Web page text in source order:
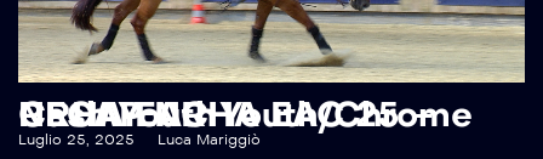
RECAP NRHA EAC 25 – NRHA EAC Youth/Chrome Cash Youth
Luglio 25, 2025 Luca Mariggiò